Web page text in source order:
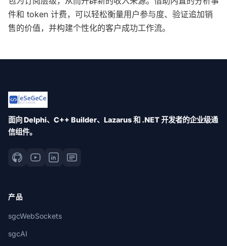
件和 token 计费，可以轻松衡量用户参与度、验证追加销
售的价值，并构建个性化的客户成功工作流。
面向 Delphi、C++ Builder、Lazarus 和 .NET 开发者的企业级通
信组件。
产品
sgcWebSockets
sgcAI